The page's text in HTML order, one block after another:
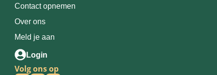
Contact opnemen
Over ons
Meld je aan
Login
Volg ons op